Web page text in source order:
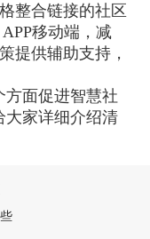
整合链接的社区
移动端，减
提供辅助支持，
面促进智慧社
大家详细介绍清